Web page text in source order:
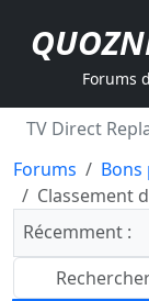
Forums
TV Direct
Forums
Bons
Classement
Récemment :